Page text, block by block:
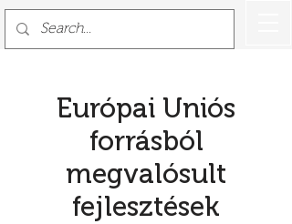
Európai Uniós
forrásból
megvalósult
fejlesztések